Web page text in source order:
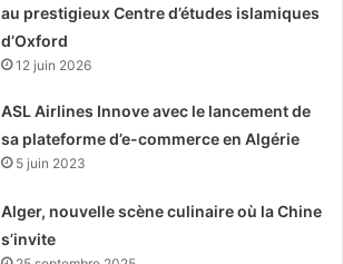
au prestigieux Centre d’études islamiques
d’Oxford
12 juin 2026
ASL Airlines Innove avec le lancement de
sa plateforme d’e-commerce en Algérie
5 juin 2023
Alger, nouvelle scène culinaire où la Chine
s’invite